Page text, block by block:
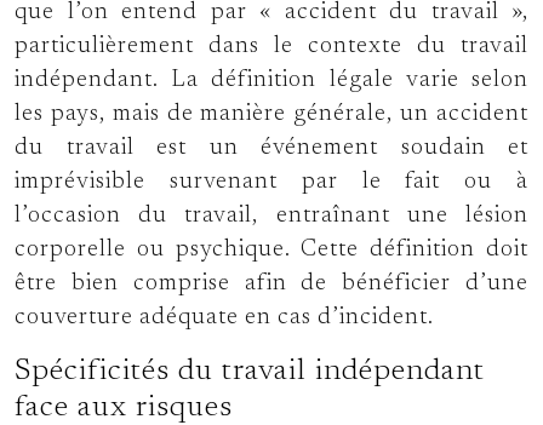
que l’on entend par « accident du travail »,
particulièrement dans le contexte du travail
indépendant. La définition légale varie selon
les pays, mais de manière générale, un accident
du travail est un événement soudain et
imprévisible survenant par le fait ou à
l’occasion du travail, entraînant une lésion
corporelle ou psychique. Cette définition doit
être bien comprise afin de bénéficier d’une
couverture adéquate en cas d’incident.
Spécificités du travail indépendant
face aux risques